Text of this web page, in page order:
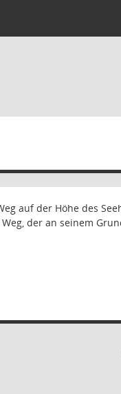
auf der Höhe des
der an seinem